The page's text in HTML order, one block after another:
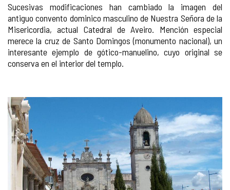
Sucesivas modificaciones han cambiado la imagen del
antiguo convento dominico masculino de Nuestra Señora de la
Misericordia, actual Catedral de Aveiro. Mención especial
merece la cruz de Santo Domingos (monumento nacional), un
interesante ejemplo de gótico-manuelino, cuyo original se
conserva en el interior del templo.
GALERÍA
DE
IMÁGENES